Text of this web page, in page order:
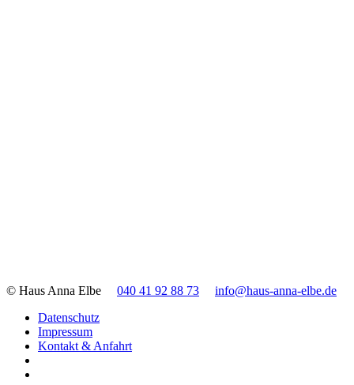
© Haus Anna Elbe 040 41 92 88 73
info@haus-anna-elbe.de
Datenschutz
Impressum
Kontakt & Anfahrt